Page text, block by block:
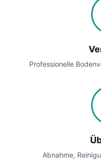
Professionelle
Abnahme,